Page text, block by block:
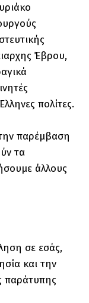
Έβρου,
πολίτες.
παρέμβαση
τα
άλλους
σε εσάς,
και την
παράτυπης